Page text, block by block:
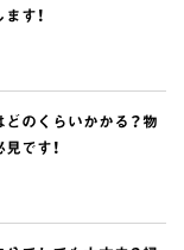
す！
のくらいかかる？物
です！